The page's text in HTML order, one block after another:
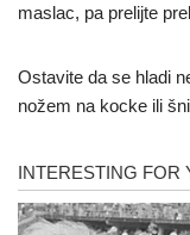
maslac, pa prelijte
Ostavite da se hladi
nožem na kocke ili